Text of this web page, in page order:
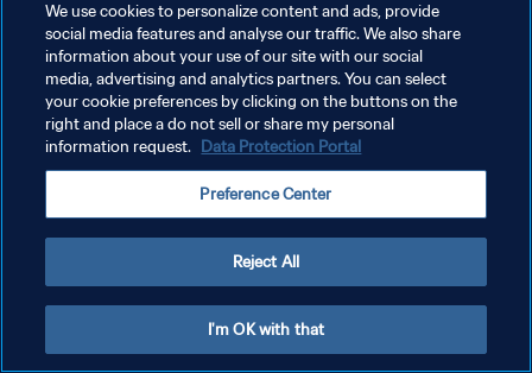
DATENSCHUTZ
NUTZUNGSBEDINGUNGEN
COOKIE-EINSTELLUNGEN VERWALTEN
We use cookies to personalize content and ads, provide
social media features and analyse our traffic. We also share
information about your use of our site with our social
media, advertising and analytics partners. You can select
your cookie preferences by clicking on the buttons on the
right and place a do not sell or share my personal
information request. Data Protection Portal
Preference Center
Reject All
I'm OK with that